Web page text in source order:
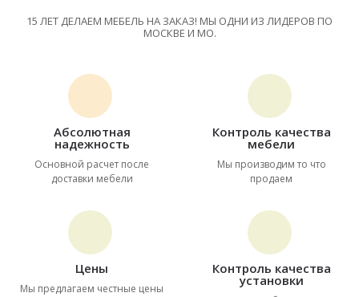
15 ЛЕТ ДЕЛАЕМ МЕБЕЛЬ НА ЗАКАЗ! МЫ ОДНИ ИЗ ЛИДЕРОВ ПО
МОСКВЕ И МО.
Абсолютная
надежность
Основной расчет после
доставки мебели
Контроль качества
мебели
Мы производим то что
продаем
Цены
Мы предлагаем честные цены
Контроль качества
установки